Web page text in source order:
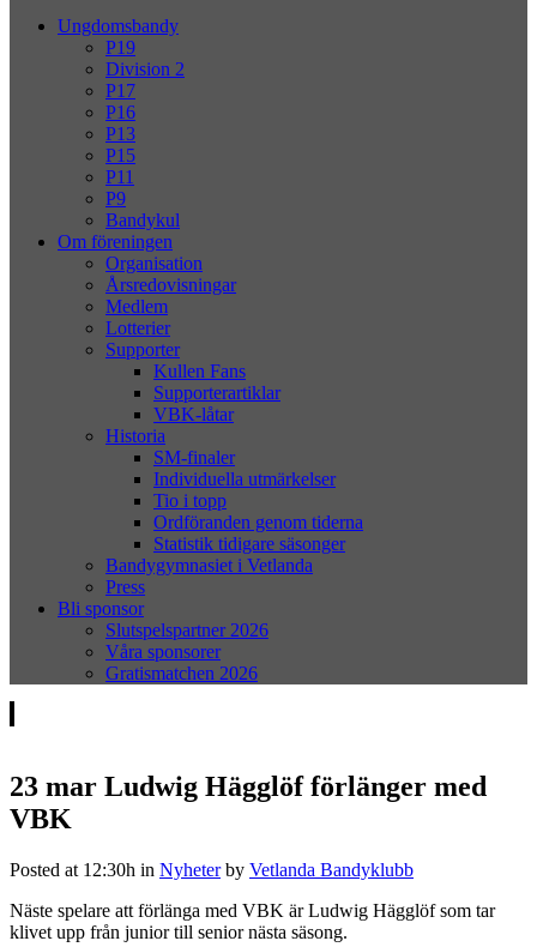
Ungdomsbandy
P19
Division 2
P17
P16
P13
P15
P11
P9
Bandykul
Om föreningen
Organisation
Årsredovisningar
Medlem
Lotterier
Supporter
Kullen Fans
Supporterartiklar
VBK-låtar
Historia
SM-finaler
Individuella utmärkelser
Tio i topp
Ordföranden genom tiderna
Statistik tidigare säsonger
Bandygymnasiet i Vetlanda
Press
Bli sponsor
Slutspelspartner 2026
Våra sponsorer
Gratismatchen 2026
23 mar Ludwig Hägglöf förlänger med
VBK
Posted at 12:30h in Nyheter by Vetlanda Bandyklubb
Näste spelare att förlänga med VBK är Ludwig Hägglöf som tar
klivet upp från junior till senior nästa säsong.